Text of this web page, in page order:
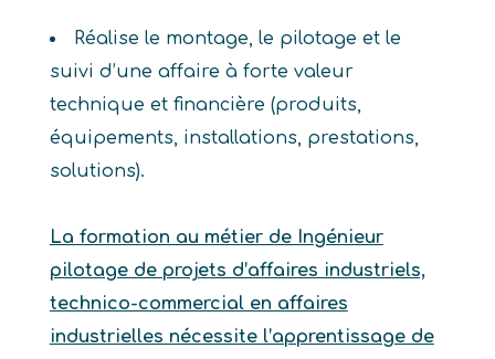
Réalise le montage, le pilotage et le
suivi d’une affaire à forte valeur
technique et financière (produits,
équipements, installations, prestations,
solutions).
La formation au métier de Ingénieur
pilotage de projets d’affaires industriels,
technico-commercial en affaires
industrielles nécessite l’apprentissage de